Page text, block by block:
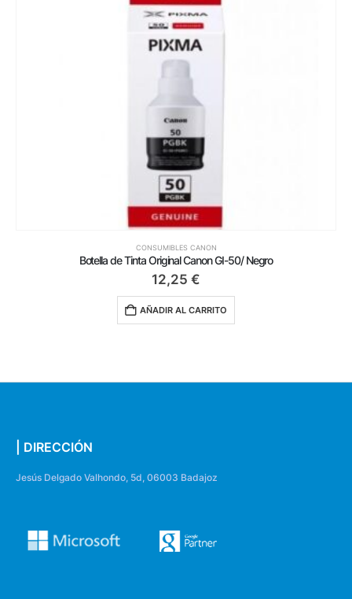
CONSUMIBLES CANON
Botella de Tinta Original Canon GI-50/ Negro
12,25 €
AÑADIR AL CARRITO
| DIRECCIÓN
Jesús Delgado Valhondo, 5d, 06003 Badajoz